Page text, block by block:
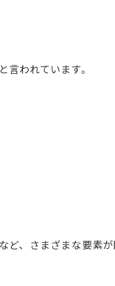
言われています。
、さまざまな要素が